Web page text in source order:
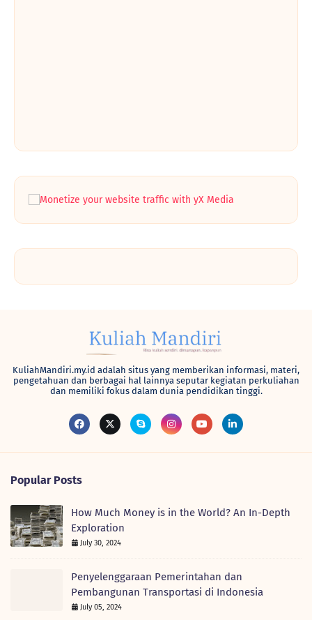
KuliahMandiri.my.id adalah situs yang memberikan informasi, materi,
pengetahuan dan berbagai hal lainnya seputar kegiatan perkuliahan
dan memiliki fokus dalam dunia pendidikan tinggi.
Popular Posts
How Much Money is in the World? An In-Depth
Exploration
July 30, 2024
Penyelenggaraan Pemerintahan dan
Pembangunan Transportasi di Indonesia
July 05, 2024